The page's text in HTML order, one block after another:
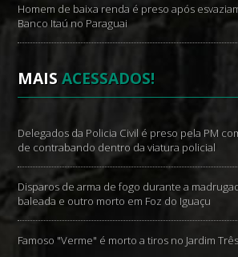
Homem de baixa renda é preso após
Banco Itaú no Paraguai
MAISACESSADOS!
Delegados da Policia Civil é preso pela PM
de contrabando dentro da viatura policial
Disparos de arma de fogo durante a
baleada e outro morto em Foz do Iguaçu
Famoso "Verme" é morto a tiros no Jardim